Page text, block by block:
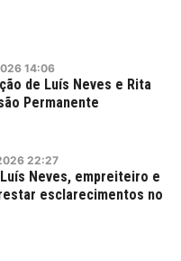
14:06
de Luís Neves e Rita
Permanente
22:27
Neves, empreiteiro e
esclarecimentos no